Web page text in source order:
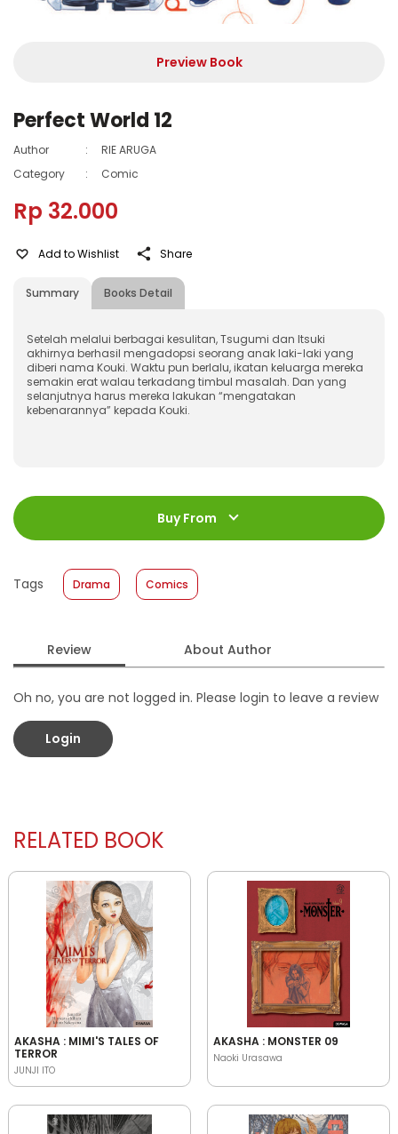
Preview Book
Perfect World 12
Author :
RIE ARUGA
Category
: Comic
Rp 32.000
Summary Books Detail
Add to Wishlist Share
Setelah melalui berbagai kesulitan, Tsugumi dan Itsuki
akhirnya berhasil mengadopsi seorang anak laki-laki yang
diberi nama Kouki. Waktu pun berlalu, ikatan keluarga mereka
semakin erat walau terkadang timbul masalah. Dan yang
selanjutnya harus mereka lakukan “mengatakan
kebenarannya” kepada Kouki.
ISBN :
978-623-03-0886-4
168 halaman
Size
:
11,4 x 17,2
Format
: Softcover
Buy From
Tags Drama Comics
Review About Author
Oh no, you are not logged in. Please login to leave a review
Login
RELATED BOOK
AKASHA : MIMI'S TALES OF
TERROR
JUNJI ITO
AKASHA : MONSTER 09
Naoki Urasawa